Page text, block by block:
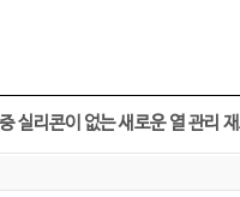
실리콘이 없는 새로운 열 관리